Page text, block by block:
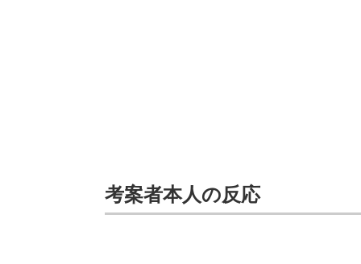
考案者本人の反応